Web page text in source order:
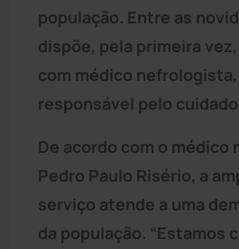
população. Entre as
dispõe, pela primeira
com médico
responsável pelo
De acordo com o médico
Pedro Paulo Risério, a
serviço atende a uma
da população. “Estamos